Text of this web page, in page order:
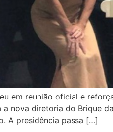
em reunião oficial e
nova diretoria do Brique
A presidência passa […]